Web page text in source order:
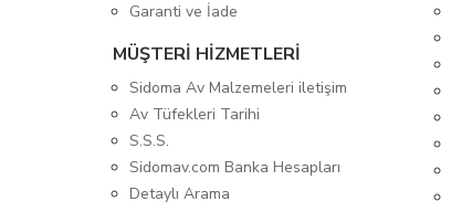
Garanti ve İade
MÜŞTERİ HİZMETLERİ
Sidoma Av Malzemeleri iletişim
Av Tüfekleri Tarihi
S.S.S.
Sidomav.com Banka Hesapları
Detaylı Arama